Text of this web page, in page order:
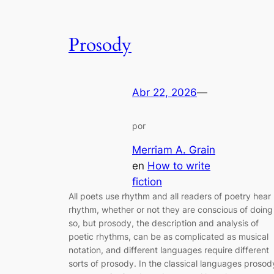
Prosody
Abr 22, 2026—
por
Merriam A. Grain
en How to write
fiction
All poets use rhythm and all readers of poetry hear
rhythm, whether or not they are conscious of doing
so, but prosody, the description and analysis of
poetic rhythms, can be as complicated as musical
notation, and different languages require different
sorts of prosody. In the classical languages